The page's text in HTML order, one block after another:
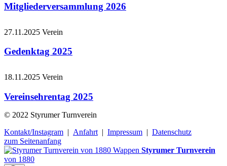
Mitgliederversammlung 2026
27.11.2025 Verein
Gedenktag 2025
18.11.2025 Verein
Vereinsehrentag 2025
© 2022 Styrumer Turnverein
Kontakt/Instagram | Anfahrt | Impressum | Datenschutz
zum Seitenanfang
Styrumer Turnverein
von 1880